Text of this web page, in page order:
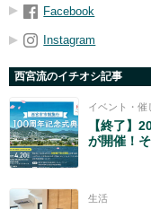
Facebook
Instagram
西宮流のイチオシ記事
イベント・催
【終了】
が開催！
生活